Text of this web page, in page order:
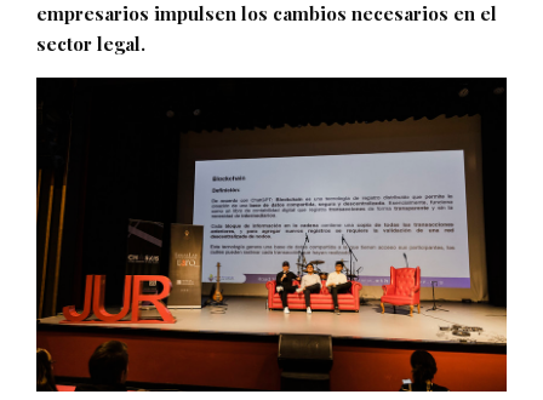
empresarios impulsen los cambios necesarios en el
sector legal.